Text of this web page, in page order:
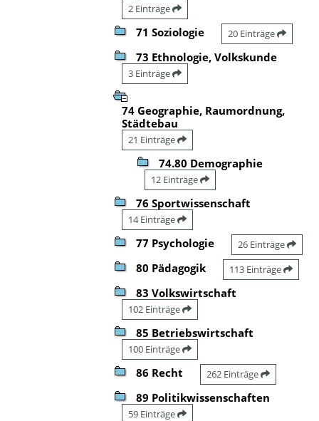
2 Einträge
71 Soziologie 20 Einträge
73 Ethnologie, Volkskunde
3 Einträge
74 Geographie, Raumordnung,
Städtebau
21 Einträge
74.80 Demographie
12 Einträge
76 Sportwissenschaft
14 Einträge
77 Psychologie 26 Einträge
80 Pädagogik 113 Einträge
83 Volkswirtschaft
102 Einträge
85 Betriebswirtschaft
100 Einträge
86 Recht 262 Einträge
89 Politikwissenschaften
59 Einträge